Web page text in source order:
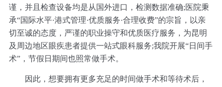
谨，并且检查设备均是从国外进口，检测数据准确;医院秉
承“国际水平·港式管理·优质服务·合理收费”的宗旨，以亲
切至诚的态度，严谨的职业操守和优质医疗服务，为昆明
及周边地区眼疾患者提供一站式眼科服务;我院开展“日间手
术”，节假日期间也照常做手术。
因此，想要拥有更多充足的时间做手术和等待术后，